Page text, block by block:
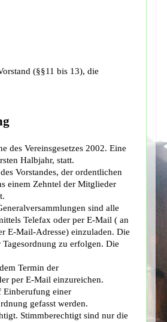
(§§11 bis 13), die
des Vereinsgesetzes 2002. Eine
Halbjahr, statt.
Vorstandes, der ordentlichen
einem Zehntel der Mitglieder
sind alle
Telefax oder per E-Mail ( an
E-Mail-Adresse) einzuladen. Die
zu erfolgen. Die
Termin der
per E-Mail einzureichen.
Einberufung einer
gefasst werden.
Stimmberechtigt sind nur die